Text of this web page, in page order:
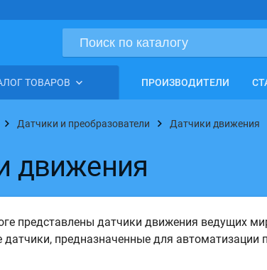
ТОВАРОВ ПРОИЗВОДИТЕЛИ
Датчики и преобразователи Датчики движения
движения
представлены датчики движения ведущих
предназначенные для автоматизации